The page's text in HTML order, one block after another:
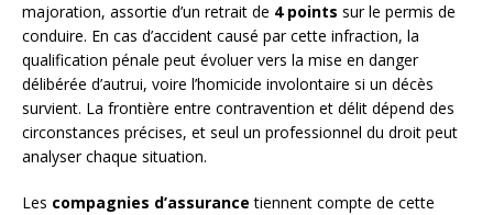
majoration, assortie d’un retrait de 4 points sur le permis de
conduire. En cas d’accident causé par cette infraction, la
qualification pénale peut évoluer vers la mise en danger
délibérée d’autrui, voire l’homicide involontaire si un décès
survient. La frontière entre contravention et délit dépend des
circonstances précises, et seul un professionnel du droit peut
analyser chaque situation.
Les compagnies d’assurance tiennent compte de cette